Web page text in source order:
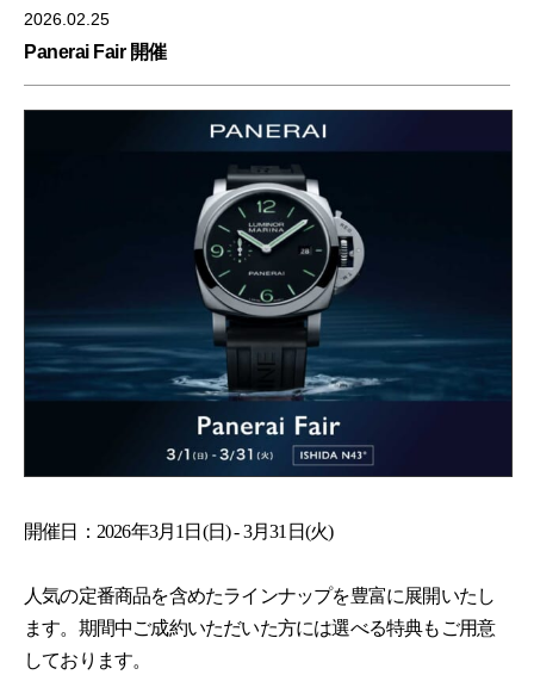
2026.02.25
Panerai Fair 開催
開催日： 2026年3月1日(日) - 3月31日(火)
人気の定番商品を含めたラインナップを豊富に展開いたし
ます。期間中ご成約いただいた方には選べる特典もご用意
しております。